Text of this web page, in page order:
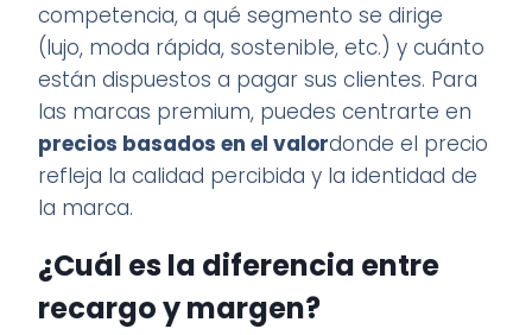
competencia, a qué segmento se dirige
(lujo, moda rápida, sostenible, etc.) y cuánto
están dispuestos a pagar sus clientes. Para
las marcas premium, puedes centrarte en
precios basados en el valordonde el precio
refleja la calidad percibida y la identidad de
la marca.
¿Cuál es la diferencia entre
recargo y margen?